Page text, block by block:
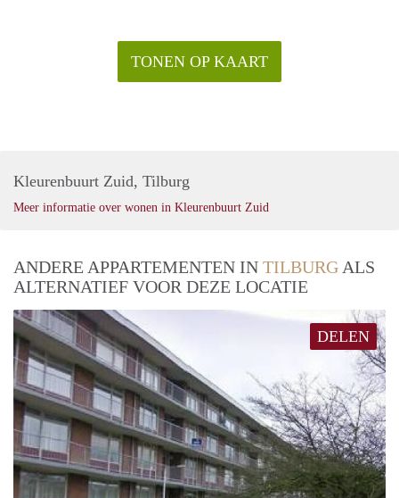
TONEN OP KAART
Kleurenbuurt Zuid, Tilburg
Meer informatie over wonen in Kleurenbuurt Zuid
ANDERE APPARTEMENTEN IN TILBURG ALS
ALTERNATIEF VOOR DEZE LOCATIE
DELEN